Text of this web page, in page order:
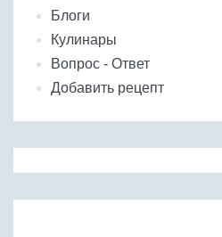
Блоги
Кулинары
Вопрос - Ответ
Добавить рецепт